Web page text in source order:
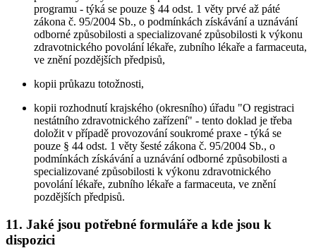
programu - týká se pouze § 44 odst. 1 věty prvé až páté
zákona č. 95/2004 Sb., o podmínkách získávání a uznávání
odborné způsobilosti a specializované způsobilosti k výkonu
zdravotnického povolání lékaře, zubního lékaře a farmaceuta,
ve znění pozdějších předpisů,
kopii průkazu totožnosti,
kopii rozhodnutí krajského (okresního) úřadu "O registraci
nestátního zdravotnického zařízení" - tento doklad je třeba
doložit v případě provozování soukromé praxe - týká se
pouze § 44 odst. 1 věty šesté zákona č. 95/2004 Sb., o
podmínkách získávání a uznávání odborné způsobilosti a
specializované způsobilosti k výkonu zdravotnického
povolání lékaře, zubního lékaře a farmaceuta, ve znění
pozdějších předpisů.
11. Jaké jsou potřebné formuláře a kde jsou k
dispozici